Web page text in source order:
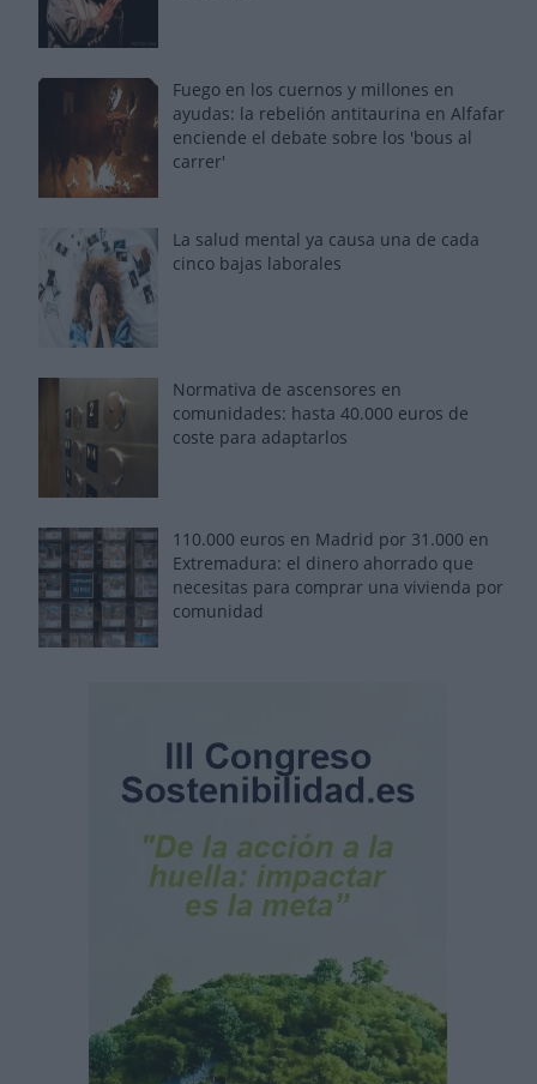
Fuego en los cuernos y millones en
ayudas: la rebelión antitaurina en Alfafar
enciende el debate sobre los 'bous al
carrer'
La salud mental ya causa una de cada
cinco bajas laborales
Normativa de ascensores en
comunidades: hasta 40.000 euros de
coste para adaptarlos
110.000 euros en Madrid por 31.000 en
Extremadura: el dinero ahorrado que
necesitas para comprar una vivienda por
comunidad